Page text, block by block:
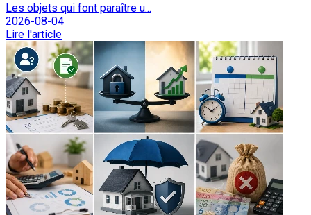
Les objets qui font paraître u...
2026-08-04
Lire l'article